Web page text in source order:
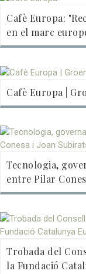
Cafè Europa:
en el marc
Cafè Europa |
Tecnologia,
entre Pilar
Trobada del
la Fundació